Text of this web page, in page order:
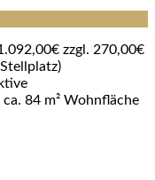
zzgl. 270,00€
84 m² Wohnfläche